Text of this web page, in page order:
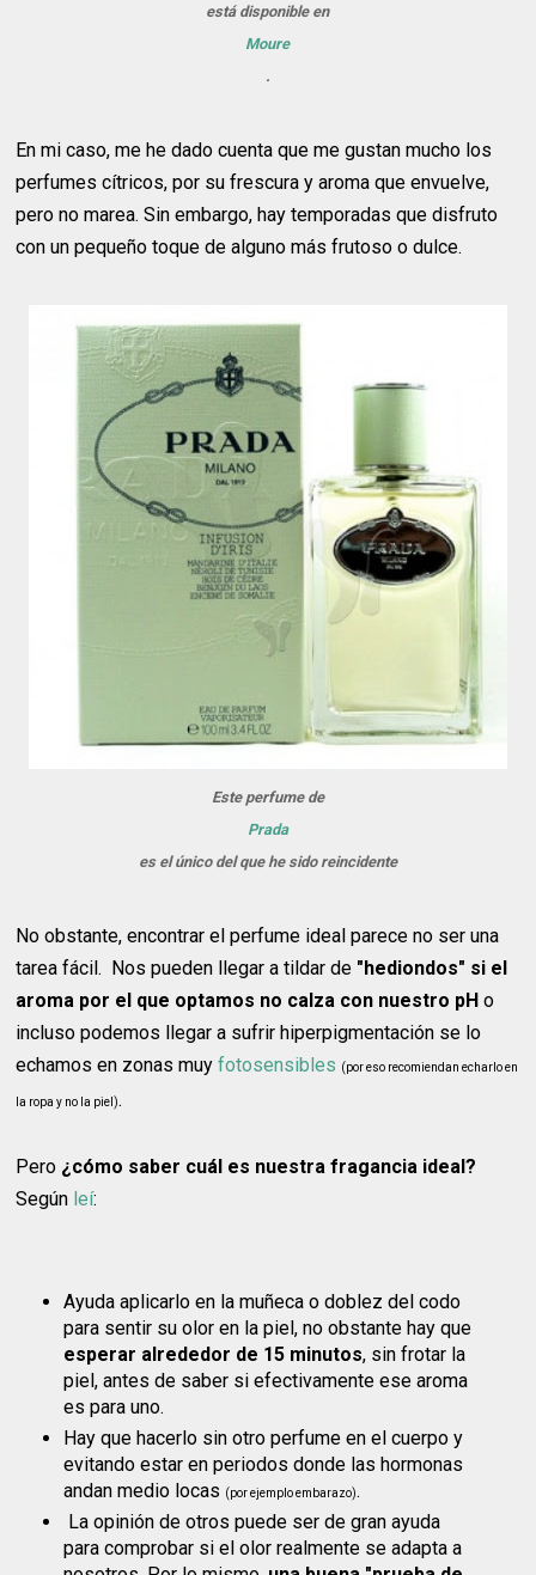
está disponible en
Moure
.
En mi caso, me he dado cuenta que me gustan mucho los
perfumes cítricos, por su frescura y aroma que envuelve,
pero no marea. Sin embargo, hay temporadas que disfruto
con un pequeño toque de alguno más frutoso o dulce.
Este perfume de
Prada
es el único del que he sido reincidente
No obstante, encontrar el perfume ideal parece no ser una
tarea fácil. Nos pueden llegar a tildar de "hediondos" si el
aroma por el que optamos no calza con nuestro pH o
incluso podemos llegar a sufrir hiperpigmentación se lo
echamos en zonas muyfotosensibles (por eso recomiendan echarlo en
la ropa y no la piel).
Pero ¿cómo saber cuál es nuestra fragancia ideal?
Según leí:
Ayuda aplicarlo en la muñeca o doblez del codo
para sentir su olor en la piel, no obstante hay que
esperar alrededor de 15 minutos, sin frotar la
piel, antes de saber si efectivamente ese aroma
es para uno.
Hay que hacerlo sin otro perfume en el cuerpo y
evitando estar en periodos donde las hormonas
andan medio locas (por ejemplo embarazo).
La opinión de otros puede ser de gran ayuda
para comprobar si el olor realmente se adapta a